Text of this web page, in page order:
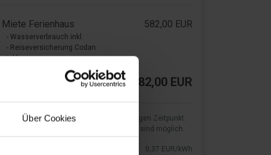
Über Cookies
Miete Ferienhaus
- Wasserverbrauch inkl.
- Reiseversicherung Codan
inklusive
582,00 EUR
Gesamtsumme 582,00 EUR
Wir zeigen die aktuellen Kosten zum jetzigen Zeitpunkt.
Preisänderungen seitens des Versorgers sind möglich.
0,37 EUR/kWh